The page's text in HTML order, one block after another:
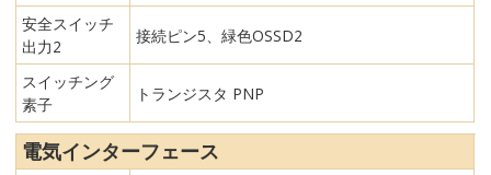
安全スイッチ
出力2
接続ピン5、緑色OSSD2
スイッチング
素子
トランジスタ PNP
電気インターフェース